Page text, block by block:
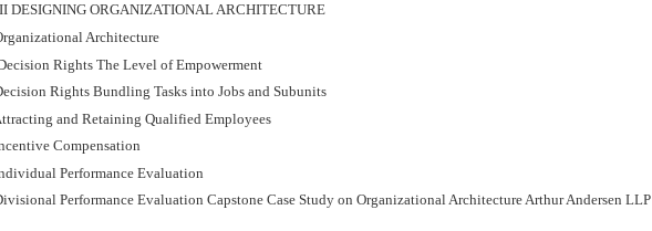
DESIGNING ORGANIZATIONAL ARCHITECTURE
Architecture
Rights The Level of Empowerment
Rights Bundling Tasks into Jobs and Subunits
and Retaining Qualified Employees
Compensation
Performance Evaluation
Performance Evaluation Capstone Case Study on Organizational Architecture Arthur Andersen LLP